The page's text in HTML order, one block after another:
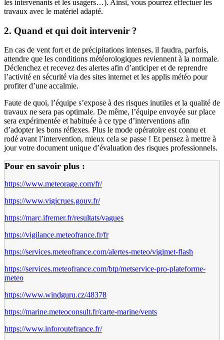
les intervenants et les usagers…). Ainsi, vous pourrez effectuer les
travaux avec le matériel adapté.
2. Quand et qui doit intervenir ?
En cas de vent fort et de précipitations intenses, il faudra, parfois,
attendre que les conditions météorologiques reviennent à la normale.
Déclenchez et recevez des alertes afin d’anticiper et de reprendre
l’activité en sécurité via des sites internet et les applis météo pour
profiter d’une accalmie.
Faute de quoi, l’équipe s’expose à des risques inutiles et la qualité de
travaux ne sera pas optimale. De même, l’équipe envoyée sur place
sera expérimentée et habituée à ce type d’interventions afin
d’adopter les bons réflexes. Plus le mode opératoire est connu et
rodé avant l’intervention, mieux cela se passe ! Et pensez à mettre à
jour votre document unique d’évaluation des risques professionnels.
Pour en savoir plus :
https://www.meteorage.com/fr/
https://www.vigicrues.gouv.fr/
https://marc.ifremer.fr/resultats/vagues
https://vigilance.meteofrance.fr/fr
https://services.meteofrance.com/alertes-meteo/vigimet-flash
https://services.meteofrance.com/btp/metservice-pro-plateforme-
meteo
https://www.windguru.cz/48378
https://marine.meteoconsult.fr/carte-marine/vents
https://www.inforoutefrance.fr/